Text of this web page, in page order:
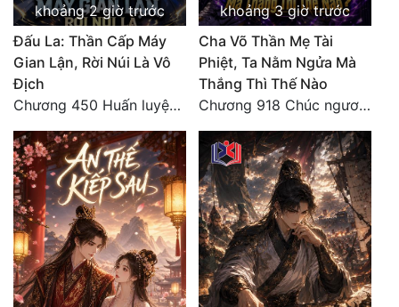
khoảng 2 giờ trước
Đấu La: Thần Cấp Máy
Gian Lận, Rời Núi Là Vô
Địch
Chương 450 Huấn luyện thực chiến, Long Linh Cơ đối chiến bốn người Cổ Nguyệt và Vũ Lân!
khoảng 3 giờ trước
Cha Võ Thần Mẹ Tài
Phiệt, Ta Nằm Ngửa Mà
Thắng Thì Thế Nào
Chương 918 Chúc ngươi may mắn! Ca môn cũng là sắt thép thẳng nam!